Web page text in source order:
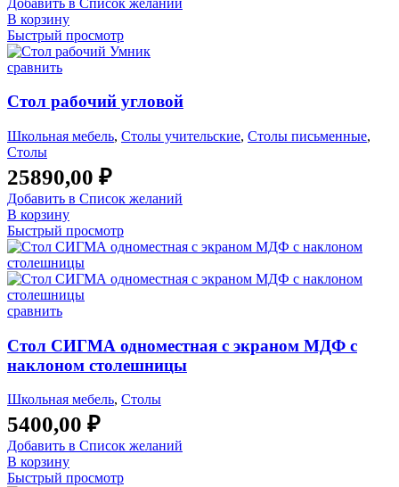
В корзину
Быстрый просмотр
сравнить
Стол рабочий угловой
Школьная мебель, Столы учительские, Столы письменные,
Столы
25890,00 ₽
Добавить в Список желаний
В корзину
Быстрый просмотр
сравнить
Стол СИГМА одноместная с экраном МДФ с
наклоном столешницы
Школьная мебель, Столы
5400,00 ₽
Добавить в Список желаний
В корзину
Быстрый просмотр